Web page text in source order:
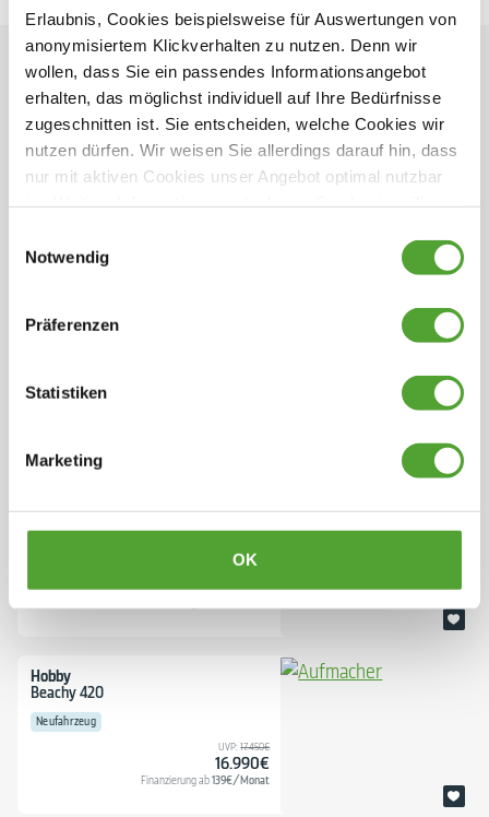
Erlaubnis, Cookies beispielsweise für Auswertungen von
anonymisiertem Klickverhalten zu nutzen. Denn wir
wollen, dass Sie ein passendes Informationsangebot
erhalten, das möglichst individuell auf Ihre Bedürfnisse
zugeschnitten ist. Sie entscheiden, welche Cookies wir
nutzen dürfen. Wir weisen Sie allerdings darauf hin, dass
nur mit aktiven Cookies unser Angebot optimal nutzbar
Notwendig
Präferenzen
Statistiken
Marketing
OK
Sortierung
Hobby
Beachy 360
Hobby
Beachy 420
16.950€
Hobby
Beachy 420
Neufahrzeug
UVP:17.450€
16.990€
Finanzierung ab139€/Monat